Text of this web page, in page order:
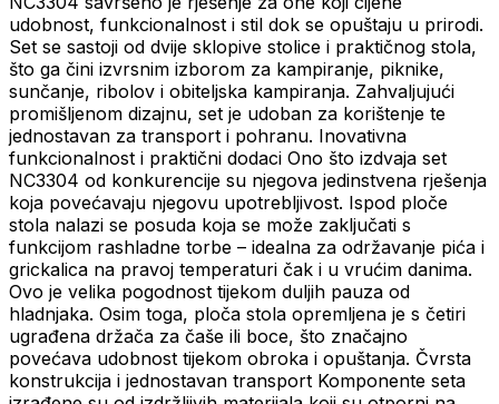
udobnost, funkcionalnost i stil dok se opuštaju u prirodi.
Set se sastoji od dvije sklopive stolice i praktičnog stola,
što ga čini izvrsnim izborom za kampiranje, piknike,
sunčanje, ribolov i obiteljska kampiranja. Zahvaljujući
promišljenom dizajnu, set je udoban za korištenje te
jednostavan za transport i pohranu. Inovativna
funkcionalnost i praktični dodaci Ono što izdvaja set
NC3304 od konkurencije su njegova jedinstvena rješenja
koja povećavaju njegovu upotrebljivost. Ispod ploče
stola nalazi se posuda koja se može zaključati s
funkcijom rashladne torbe – idealna za održavanje pića i
grickalica na pravoj temperaturi čak i u vrućim danima.
Ovo je velika pogodnost tijekom duljih pauza od
hladnjaka. Osim toga, ploča stola opremljena je s četiri
ugrađena držača za čaše ili boce, što značajno
povećava udobnost tijekom obroka i opuštanja. Čvrsta
konstrukcija i jednostavan transport Komponente seta